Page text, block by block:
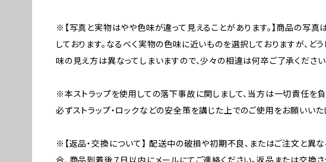
※【写真と実物はやや色味が違って見えることがあります。】商品の写真
しております。なるべく実物の色味に近いものを選択しておりますが、ど
味の見え方は異なってしまいますので、少々の相違は何卒ご了承ください
※本ストラップを使用しての落下事故に関しまして、当方は一切責任を負
必ずストラップ・ロックなどの安全策を講じた上でのご使用をお願いいた
※【返品・交換について】 配送中の破損や初期不良、またはご注文と異
合、商品到着後７日以内にメールにてご連絡ください。返品または交換さ